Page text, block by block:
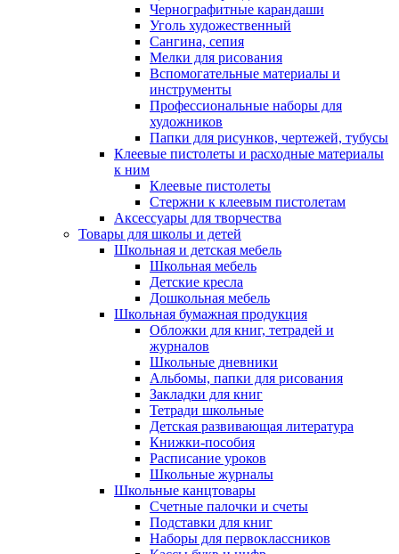
Чернографитные карандаши
Уголь художественный
Сангина, сепия
Мелки для рисования
Вспомогательные материалы и
инструменты
Профессиональные наборы для
художников
Папки для рисунков, чертежей, тубусы
Клеевые пистолеты и расходные материалы
к ним
Клеевые пистолеты
Стержни к клеевым пистолетам
Аксессуары для творчества
Товары для школы и детей
Школьная и детская мебель
Школьная мебель
Детские кресла
Дошкольная мебель
Школьная бумажная продукция
Обложки для книг, тетрадей и
журналов
Школьные дневники
Альбомы, папки для рисования
Закладки для книг
Тетради школьные
Детская развивающая литература
Книжки-пособия
Расписание уроков
Школьные журналы
Школьные канцтовары
Счетные палочки и счеты
Подставки для книг
Наборы для первоклассников